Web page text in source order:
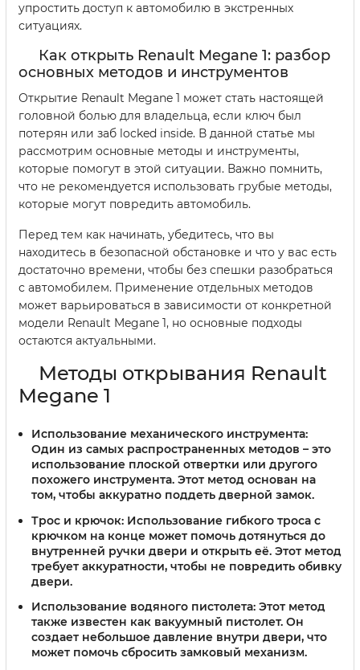
упростить доступ к автомобилю в экстренных
ситуациях.
Как открыть Renault Megane 1: разбор
основных методов и инструментов
Открытие Renault Megane 1 может стать настоящей
головной болью для владельца, если ключ был
потерян или заб locked inside. В данной статье мы
рассмотрим основные методы и инструменты,
которые помогут в этой ситуации. Важно помнить,
что не рекомендуется использовать грубые методы,
которые могут повредить автомобиль.
Перед тем как начинать, убедитесь, что вы
находитесь в безопасной обстановке и что у вас есть
достаточно времени, чтобы без спешки разобраться
с автомобилем. Применение отдельных методов
может варьироваться в зависимости от конкретной
модели Renault Megane 1, но основные подходы
остаются актуальными.
Методы открывания Renault
Megane 1
Использование механического инструмента:
Один из самых распространенных методов – это
использование плоской отвертки или другого
похожего инструмента. Этот метод основан на
том, чтобы аккуратно поддеть дверной замок.
Трос и крючок: Использование гибкого троса с
крючком на конце может помочь дотянуться до
внутренней ручки двери и открыть её. Этот метод
требует аккуратности, чтобы не повредить обивку
двери.
Использование водяного пистолета: Этот метод
также известен как вакуумный пистолет. Он
создает небольшое давление внутри двери, что
может помочь сбросить замковый механизм.